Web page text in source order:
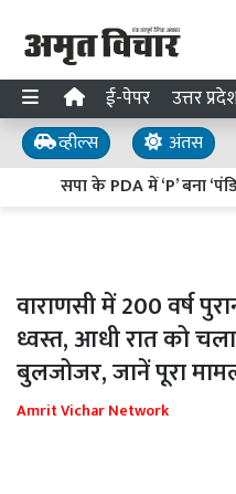
ई-पेपर उत्तर
व्हील्स अंतस
सपा के PDA में ‘P’ बना
वाराणसी में 200 वर्ष
ध्वस्त, आधी रात को
बुलजोजर, जानें पूरा
Amrit Vichar Network